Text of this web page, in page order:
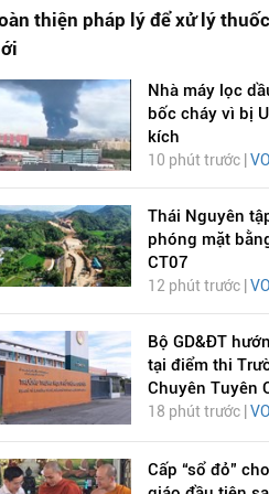
thiện pháp lý để xử lý
Nhà máy lọc
bốc cháy vì bị
kích
10 phút trước |
Thái Nguyên
phóng mặt
CT07
12 phút trước |
Bộ GD&ĐT
tại điểm thi
Chuyên Tuyên
18 phút trước |
Cấp “sổ đỏ”